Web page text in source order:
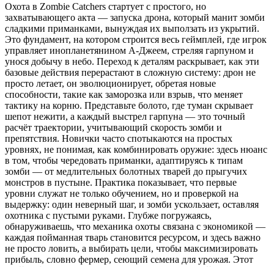
Охота в Zombie Catchers стартует с простого, но
захватывающего акта — запуска дрона, который манит зомби
сладкими приманками, вынуждая их выползать из укрытий.
Это фундамент, на котором строится весь геймплей, где игрок
управляет инопланетянином А-Джеем, стреляя гарпуном и
унося добычу в небо. Переход к деталям раскрывает, как эти
базовые действия перерастают в сложную систему: дрон не
просто летает, он эволюционирует, обретая новые
способности, такие как заморозка или взрыв, что меняет
тактику на корню. Представьте болото, где туман скрывает
шепот нежити, а каждый выстрел гарпуна — это точный
расчёт траектории, учитывающий скорость зомби и
препятствия. Новички часто спотыкаются на простых
уровнях, не понимая, как комбинировать оружие: здесь нюанс
в том, чтобы чередовать приманки, адаптируясь к типам
зомби — от медлительных болотных тварей до прыгучих
монстров в пустыне. Практика показывает, что первые
уровни служат не только обучением, но и проверкой на
выдержку: один неверный шаг, и зомби ускользает, оставляя
охотника с пустыми руками. Глубже погружаясь,
обнаруживаешь, что механика охоты связана с экономикой —
каждая пойманная тварь становится ресурсом, и здесь важно
не просто ловить, а выбирать цели, чтобы максимизировать
прибыль, словно фермер, сеющий семена для урожая. Этот